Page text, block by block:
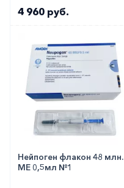
50мг/мл 10мл фл. №1
4 960 руб.
Нейпоген флакон 48 млн.
МЕ 0,5мл №1